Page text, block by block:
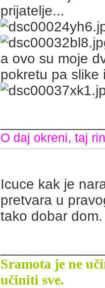
prijatelje...
a ovo su moje
pokretu pa slike
O daj okreni, taj
Icuce kak je
pretvara u
tako dobar
Sramota je ne
učiniti sve.